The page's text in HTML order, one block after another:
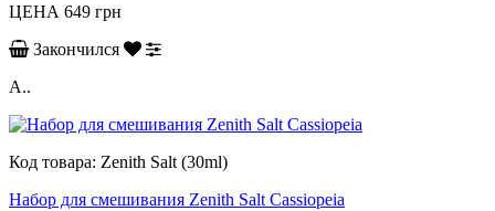
ЦЕНА 649 грн
Закончился
A..
Код товара: Zenith Salt (30ml)
Набор для смешивания Zenith Salt Cassiopeia